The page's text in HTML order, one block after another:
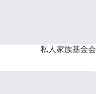
私人家族基金会